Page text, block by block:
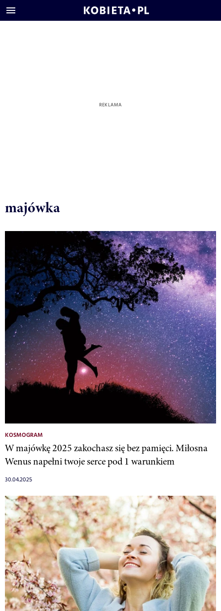
majówka
KOSMOGRAM
W majówkę 2025 zakochasz się bez pamięci. Miłosna
Wenus napełni twoje serce pod 1 warunkiem
30.04.2025